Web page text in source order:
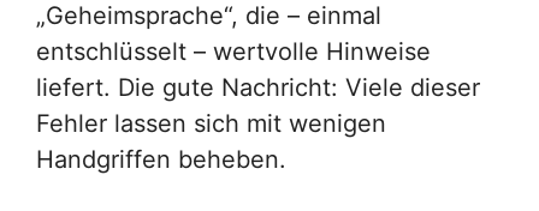
„Geheimsprache“, die – einmal
entschlüsselt – wertvolle Hinweise
liefert. Die gute Nachricht: Viele dieser
Fehler lassen sich mit wenigen
Handgriffen beheben.